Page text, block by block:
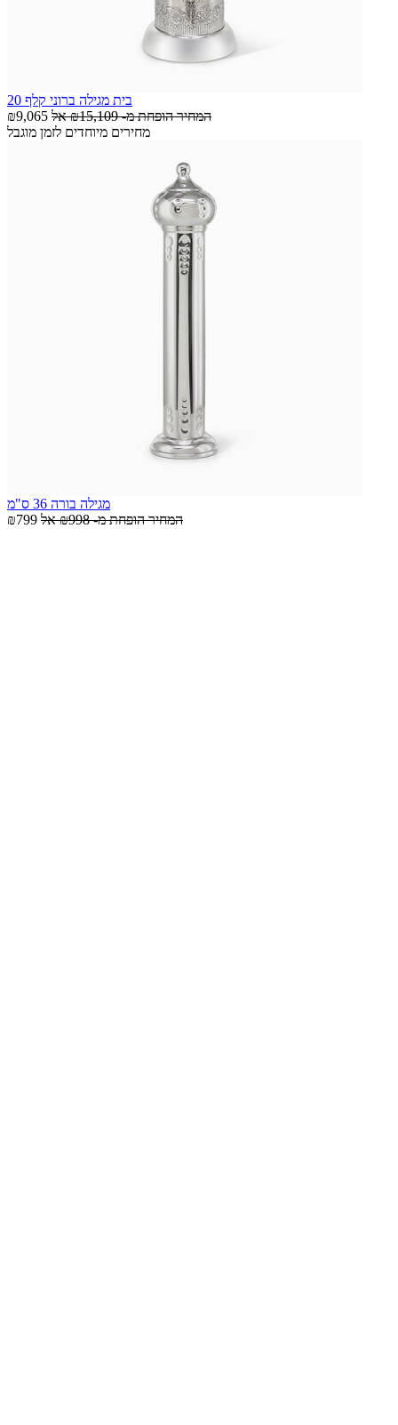
בית מגילה ברוני קלף 20
₪9,065
המחיר הופחת מ-₪15,109 אל
מחירים מיוחדים לזמן מוגבל
מגילה בורה 36 ס"מ
₪799
המחיר הופחת מ-₪998 אל